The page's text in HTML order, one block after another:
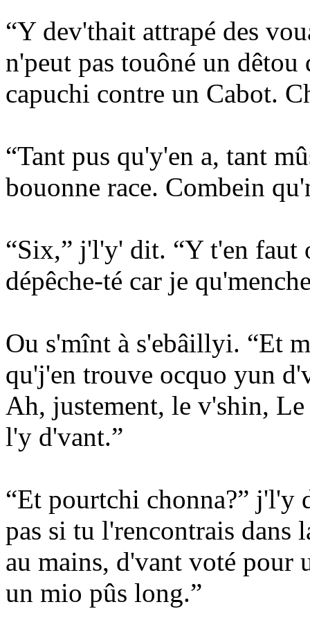
“Y dev'thait attrapé des
n'peut pas touôné un dêtou
capuchi contre un Cabot.
“Tant pus qu'y'en a, tant
bouonne race. Combein
“Six,” j'l'y' dit. “Y t'en faut
dépêche-té car je
Ou s'mînt à s'ebâillyi. “Et
qu'j'en trouve ocquo yun
Ah, justement, le v'shin, Le
l'y d'vant.”
“Et pourtchi chonna?” j'l'y
pas si tu l'rencontrais dans
au mains, d'vant voté pour
un mio pûs long.”